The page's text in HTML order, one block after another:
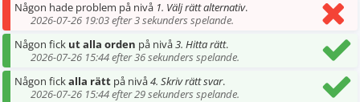
Någon hade problem på nivå 1. Välj rätt alternativ.
2026-07-26 19:03 efter 3 sekunders spelande.
Någon fick ut alla orden på nivå3. Hitta rätt.
2026-07-26 15:44 efter 36 sekunders spelande.
Någon fickalla rätt på nivå4. Skriv rätt svar.
2026-07-26 15:44 efter 29 sekunders spelande.